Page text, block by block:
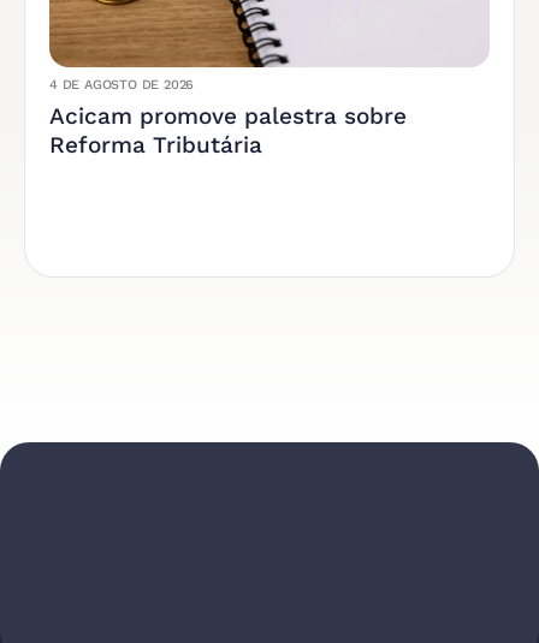
4 DE AGOSTO DE 2026
Acicam promove palestra sobre
Reforma Tributária